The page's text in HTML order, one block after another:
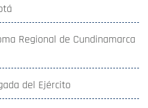
Regional de Cundinamarca
del Ejército